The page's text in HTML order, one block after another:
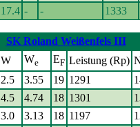
17.4 - - 1333
SK Roland Weißenfels III
W We EF Leistung (Rp)
2.5 3.55 19 1291
4.5 4.74 18 1301
3.0 3.13 18 1197